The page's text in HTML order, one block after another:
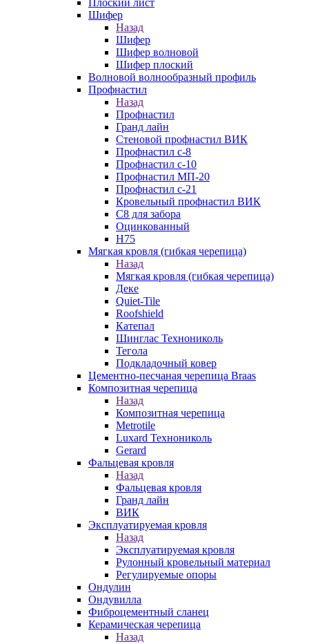
Плоский лист
Шифер
Назад
Шифер
Шифер волновой
Шифер плоский
Волновой волнообразный профиль
Профнастил
Назад
Профнастил
Гранд лайн
Стеновой профнастил ВИК
Профнастил с-8
Профнастил с-10
Профнастил МП-20
Профнастил с-21
Кровельный профнастил ВИК
С8 для забора
Оцинкованный
Н75
Мягкая кровля (гибкая черепица)
Назад
Мягкая кровля (гибкая черепица)
Деке
Quiet-Tile
Roofshield
Катепал
Шинглас Технониколь
Тегола
Подкладочный ковер
Цементно-песчаная черепица Braas
Композитная черепица
Назад
Композитная черепица
Metrotile
Luxard Технониколь
Gerard
Фальцевая кровля
Назад
Фальцевая кровля
Гранд лайн
ВИК
Эксплуатируемая кровля
Назад
Эксплуатируемая кровля
Рулонный кровельный материал
Регулируемые опоры
Ондулин
Ондувилла
Фиброцементный сланец
Керамическая черепица
Назад